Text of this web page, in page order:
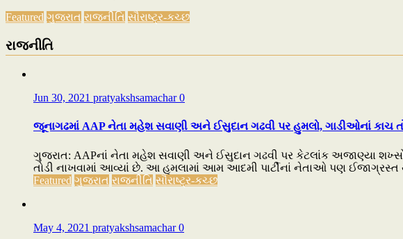
Featured ગુજરાત રાજનીતિ સૌરાષ્ટ્ર-કચ્છ
રાજનીતિ
Jun 30, 2021 pratyakshsamachar0
જૂનાગઢમાં AAP નેતા મહેશ સવાણી અને ઈસુદાન ગઢવી પર હુમલો, ગાડીઓનાં કાચ
ગુજરાત: AAPનાં નેતા મહેશ સવાણી અને ઈસુદાન ગઢવી પર કેટલાંક અજાણ્યા
તોડી નાખવામાં આવ્યાં છે. આ હુમલામાં આમ આદમી પાર્ટીનાં નેતાઓ પણ ઈજાગ્રસ્ત
Featured ગુજરાત રાજનીતિ સૌરાષ્ટ્ર-કચ્છ
May 4, 2021 pratyakshsamachar0